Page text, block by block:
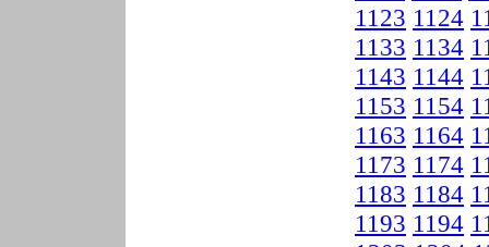
1123 1124
1133 1134
1143 1144
1153 1154
1163 1164
1173 1174
1183 1184
1193 1194